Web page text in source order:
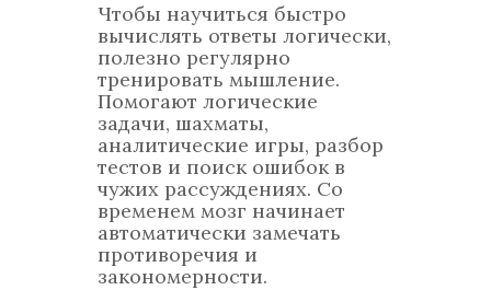
Чтобы научиться быстро
вычислять ответы логически,
полезно регулярно
тренировать мышление.
Помогают логические
задачи, шахматы,
аналитические игры, разбор
тестов и поиск ошибок в
чужих рассуждениях. Со
временем мозг начинает
автоматически замечать
противоречия и
закономерности.